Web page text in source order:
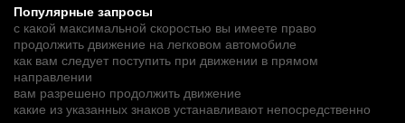
Популярные запросы
с какой максимальной скоростью вы имеете право
продолжить движение на легковом автомобиле
как вам следует поступить при движении в прямом
направлении
вам разрешено продолжить движение
какие из указанных знаков устанавливают непосредственно